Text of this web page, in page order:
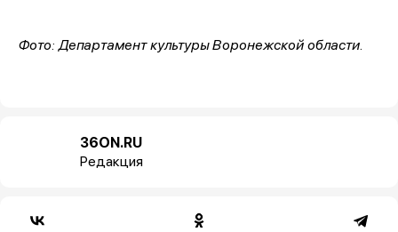
Фото: Департамент культуры Воронежской области.
36ON.RU
Редакция